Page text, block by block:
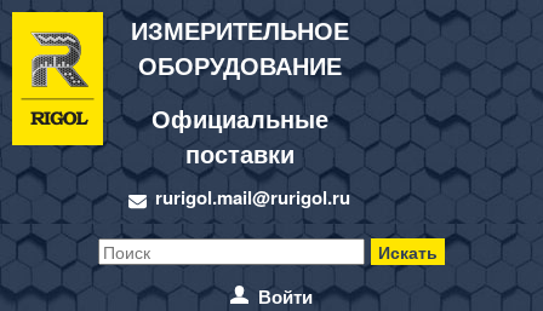
ИЗМЕРИТЕЛЬНОЕ
ОБОРУДОВАНИЕ
Официальные
поставки
rurigol.mail@rurigol.ru
Войти